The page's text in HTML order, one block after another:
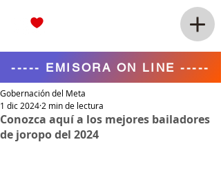
----- EMISORA ON LINE -----
Conozca aquí a los mejores bailadores
de joropo del 2024
Gobernación del Meta
1 dic 2024 2 min de lectura